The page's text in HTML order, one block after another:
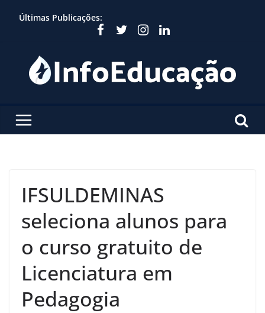
Últimas Publicações:
IFSULDEMINAS
seleciona alunos para
o curso gratuito de
Licenciatura em
Pedagogia